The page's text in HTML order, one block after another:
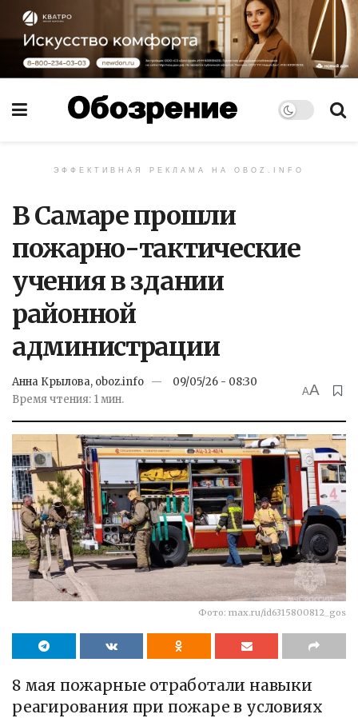
ЭФФЕКТИВНАЯ РЕКЛАМА НА OBOZ.INFO
В Самаре прошли
пожарно-тактические
учения в здании
районной
администрации
Анна Крылова, oboz.info
09/05/26 - 08:30
Время чтения: 1 мин.
AA
Фото: max.ru/id6315800812_gos
8 мая пожарные отработали навыки
реагирования при пожаре в условиях